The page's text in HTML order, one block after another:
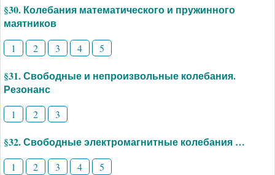
§30. Колебания математического и пружинного
маятников
1 2 3 4 5
§31. Свободные и непроизвольные колебания.
Резонанс
1 2 3
§32. Свободные электромагнитные колебания …
1 2 3 4 5